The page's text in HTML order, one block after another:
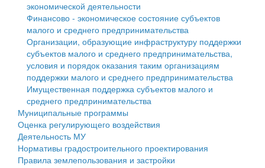
Противодействие коррупции
Контрольно-счетная палата
Персональные данные
Оценка регулирующего воздействия
Деятельность МУ
Нормативы градостроительного проектирования
Правила землепользования и застройки
Генеральные планы
экономической деятельности
Финансово - экономическое состояние субъектов
малого и среднего предпринимательства
Организации, образующие инфраструктуру поддержки
субъектов малого и среднего предпринимательства,
условия и порядок оказания таким организациям
поддержки малого и среднего предпринимательства
Имущественная поддержка субъектов малого и
среднего предпринимательства
Муниципальные программы
Оценка регулирующего воздействия
Деятельность МУ
Нормативы градостроительного проектирования
Правила землепользования и застройки